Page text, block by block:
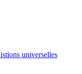
universelles